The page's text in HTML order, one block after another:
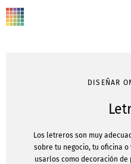
DISEÑAR
Los letreros son muy
sobre tu negocio, tu oficina
usarlos como decoración